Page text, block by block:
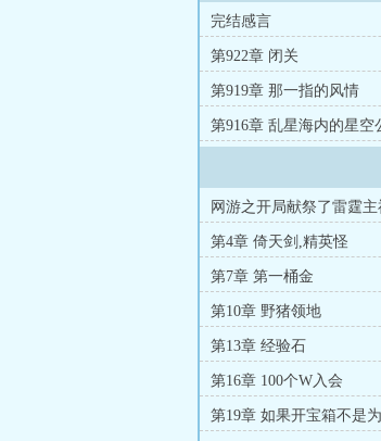
完结感言
第922章 闭关
第919章 那一指的风情
第916章 乱星海内的星空
网游之开局献祭了雷霆主
第4章 倚天剑,精英怪
第7章 第一桶金
第10章 野猪领地
第13章 经验石
第16章 100个W入会
第19章 如果开宝箱不是